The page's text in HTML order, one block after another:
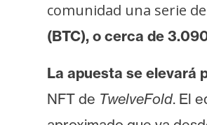
r
s
s
comunidad una serie
(BTC), o cerca de
La apuesta se elevará
NFT de TwelveFold. El